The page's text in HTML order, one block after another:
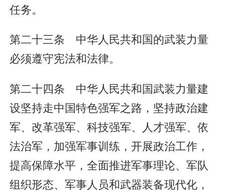
任务。
第二十三条 中华人民共和国的武装力量
必须遵守宪法和法律。
第二十四条 中华人民共和国武装力量建
设坚持走中国特色强军之路，坚持政治建
军、改革强军、科技强军、人才强军、依
法治军，加强军事训练，开展政治工作，
提高保障水平，全面推进军事理论、军队
组织形态、军事人员和武器装备现代化，